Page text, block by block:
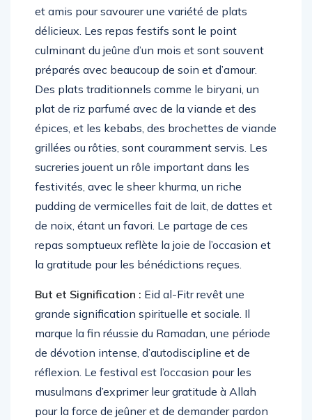
et amis pour savourer une variété de plats
délicieux. Les repas festifs sont le point
culminant du jeûne d’un mois et sont souvent
préparés avec beaucoup de soin et d’amour.
Des plats traditionnels comme le biryani, un
plat de riz parfumé avec de la viande et des
épices, et les kebabs, des brochettes de viande
grillées ou rôties, sont couramment servis. Les
sucreries jouent un rôle important dans les
festivités, avec le sheer khurma, un riche
pudding de vermicelles fait de lait, de dattes et
de noix, étant un favori. Le partage de ces
repas somptueux reflète la joie de l’occasion et
la gratitude pour les bénédictions reçues.
But et Signification : Eid al-Fitr revêt une
grande signification spirituelle et sociale. Il
marque la fin réussie du Ramadan, une période
de dévotion intense, d’autodiscipline et de
réflexion. Le festival est l’occasion pour les
musulmans d’exprimer leur gratitude à Allah
pour la force de jeûner et de demander pardon